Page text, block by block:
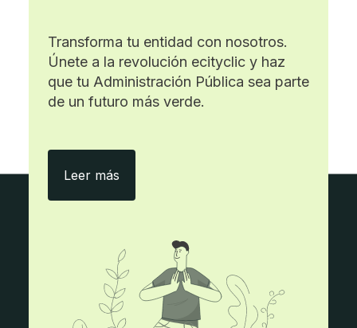
Transforma tu entidad con nosotros.
Únete a la revolución ecityclic y haz
que tu Administración Pública sea parte
de un futuro más verde.
Leer más Con ecityclic, menos papel y más